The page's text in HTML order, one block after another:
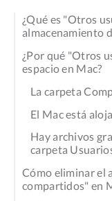
¿Qué es "Otros
almacenamiento
¿Por qué "Otros
espacio en Mac?
La carpeta
El Mac está
Hay archivos
carpeta
Cómo eliminar el
compartidos" en